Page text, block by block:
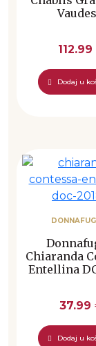
Dodaj u
Chiaranda
Entellina
37.99
Dodaj u